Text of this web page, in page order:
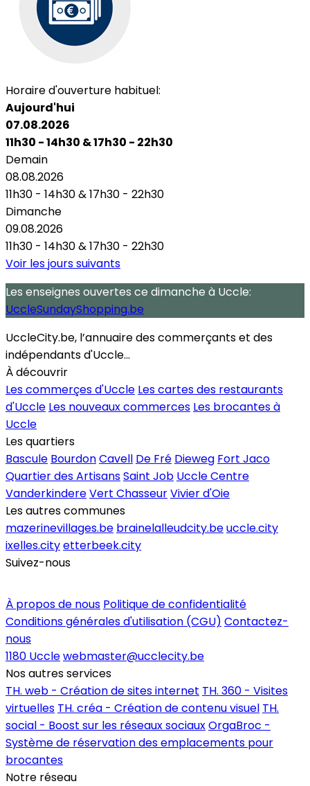
Horaire d'ouverture habituel:
Aujourd'hui
07.08.2026
11h30 - 14h30 &17h30 - 22h30
Demain
08.08.2026
11h30 - 14h30&17h30 - 22h30
Dimanche
09.08.2026
11h30 - 14h30&17h30 - 22h30
Voir les jours suivants
Les enseignes ouvertes ce dimanche à Uccle:
UccleSundayShopping.be
UccleCity.be, l’annuaire des commerçants et des
indépendants d'Uccle...
À découvrir
Les commerçes d'Uccle Les cartes des restaurants
d'Uccle Les nouveaux commerces Les brocantes à
Uccle
Les quartiers
Bascule BourdonCavell De Fré Dieweg Fort Jaco
Quartier des ArtisansSaint Job Uccle Centre
VanderkindereVert ChasseurVivier d'Oie
Les autres communes
mazerinevillages.be brainelalleudcity.beuccle.city
ixelles.cityetterbeek.city
Suivez-nous
À propos de nous Politique de confidentialité
Conditions générales d'utilisation (CGU) Contactez-
nous
1180 Ucclewebmaster@ucclecity.be
Nos autres services
TH. web - Création de sites internet TH. 360 - Visites
virtuelles TH. créa - Création de contenu visuel TH.
social - Boost sur les réseaux sociauxOrgaBroc -
Système de réservation des emplacements pour
brocantes
Notre réseau